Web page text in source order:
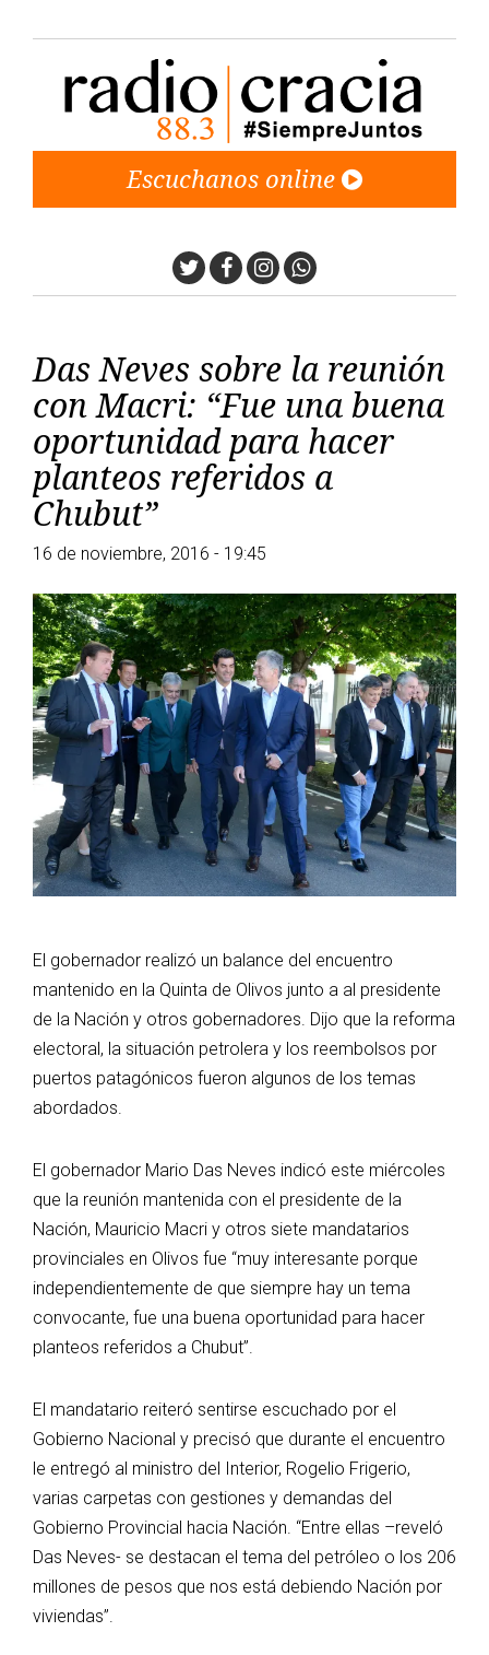
Escuchanos online
TwitterFacebook
Instagram
Whatsapp
Das Neves sobre la reunión
con Macri: “Fue una buena
oportunidad para hacer
planteos referidos a
Chubut”
16 de noviembre, 2016 - 19:45
El gobernador realizó un balance del encuentro
mantenido en la Quinta de Olivos junto a al presidente
de la Nación y otros gobernadores. Dijo que la reforma
electoral, la situación petrolera y los reembolsos por
puertos patagónicos fueron algunos de los temas
abordados.
El gobernador Mario Das Neves indicó este miércoles
que la reunión mantenida con el presidente de la
Nación, Mauricio Macri y otros siete mandatarios
provinciales en Olivos fue “muy interesante porque
independientemente de que siempre hay un tema
convocante, fue una buena oportunidad para hacer
planteos referidos a Chubut”.
El mandatario reiteró sentirse escuchado por el
Gobierno Nacional y precisó que durante el encuentro
le entregó al ministro del Interior, Rogelio Frigerio,
varias carpetas con gestiones y demandas del
Gobierno Provincial hacia Nación. “Entre ellas –reveló
Das Neves- se destacan el tema del petróleo o los 206
millones de pesos que nos está debiendo Nación por
viviendas”.